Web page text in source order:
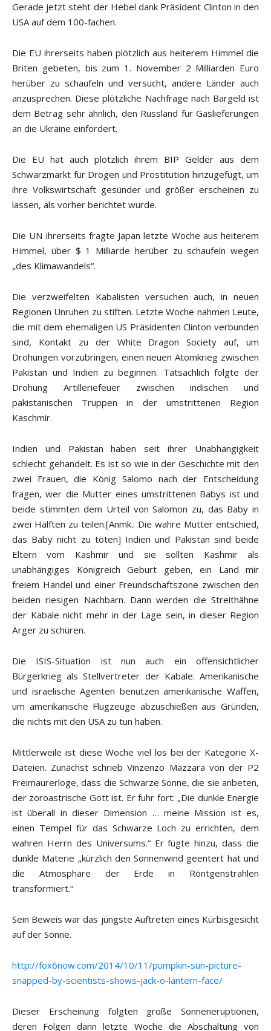
Gerade jetzt steht der Hebel dank Präsident Clinton in den
USA auf dem 100-fachen.
Die EU ihrerseits haben plötzlich aus heiterem Himmel die
Briten gebeten, bis zum 1. November 2 Milliarden Euro
herüber zu schaufeln und versucht, andere Länder auch
anzusprechen. Diese plötzliche Nachfrage nach Bargeld ist
dem Betrag sehr ähnlich, den Russland für Gaslieferungen
an die Ukraine einfordert.
Die EU hat auch plötzlich ihrem BIP Gelder aus dem
Schwarzmarkt für Drogen und Prostitution hinzugefügt, um
ihre Volkswirtschaft gesünder und größer erscheinen zu
lassen, als vorher berichtet wurde.
Die UN ihrerseits fragte Japan letzte Woche aus heiterem
Himmel, über $ 1 Milliarde herüber zu schaufeln wegen
„des Klimawandels“.
Die verzweifelten Kabalisten versuchen auch, in neuen
Regionen Unruhen zu stiften. Letzte Woche nahmen Leute,
die mit dem ehemaligen US Präsidenten Clinton verbunden
sind, Kontakt zu der White Dragon Society auf, um
Drohungen vorzubringen, einen neuen Atomkrieg zwischen
Pakistan und Indien zu beginnen. Tatsächlich folgte der
Drohung Artilleriefeuer zwischen indischen und
pakistanischen Truppen in der umstrittenen Region
Kaschmir.
Indien und Pakistan haben seit ihrer Unabhängigkeit
schlecht gehandelt. Es ist so wie in der Geschichte mit den
zwei Frauen, die König Salomo nach der Entscheidung
fragen, wer die Mutter eines umstrittenen Babys ist und
beide stimmten dem Urteil von Salomon zu, das Baby in
zwei Hälften zu teilen.[Anmk.: Die wahre Mutter entschied,
das Baby nicht zu töten] Indien und Pakistan sind beide
Eltern vom Kashmir und sie sollten Kashmir als
unabhängiges Königreich Geburt geben, ein Land mir
freiem Handel und einer Freundschaftszone zwischen den
beiden riesigen Nachbarn. Dann werden die Streithähne
der Kabale nicht mehr in der Lage sein, in dieser Region
Ärger zu schüren.
Die ISIS-Situation ist nun auch ein offensichtlicher
Bürgerkrieg als Stellvertreter der Kabale. Amerikanische
und israelische Agenten benutzen amerikanische Waffen,
um amerikanische Flugzeuge abzuschießen aus Gründen,
die nichts mit den USA zu tun haben.
Mittlerweile ist diese Woche viel los bei der Kategorie X-
Dateien. Zunächst schrieb Vinzenzo Mazzara von der P2
Freimaurerloge, dass die Schwarze Sonne, die sie anbeten,
der zoroastrische Gott ist. Er fuhr fort: „Die dunkle Energie
ist überall in dieser Dimension … meine Mission ist es,
einen Tempel für das Schwarze Loch zu errichten, dem
wahren Herrn des Universums.“ Er fügte hinzu, dass die
dunkle Materie „kürzlich den Sonnenwind geentert hat und
die Atmosphäre der Erde in Röntgenstrahlen
transformiert.“
Sein Beweis war das jüngste Auftreten eines Kürbisgesicht
auf der Sonne.
http://fox6now.com/2014/10/11/pumpkin-sun-picture-
snapped-by-scientists-shows-jack-o-lantern-face/
Dieser Erscheinung folgten große Sonneneruptionen,
deren Folgen dann letzte Woche die Abschaltung von